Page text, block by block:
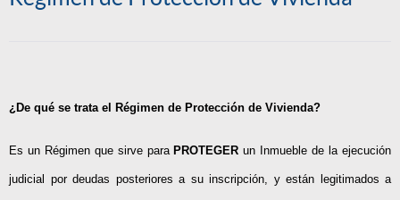
¿De qué se trata el Régimen de Protección de Vivienda?
Es un Régimen que sirve para PROTEGER un Inmueble de la ejecución
judicial por deudas posteriores a su inscripción, y están legitimados a